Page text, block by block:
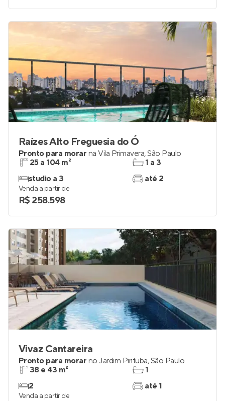
Raízes Alto Freguesia do Ó
Pronto para morar na Vila Primavera,São Paulo
25 a 104 m²
studio a 3
1 a 3
até 2
Venda a partir de
R$ 258.598
Vivaz Cantareira
Pronto para morar no Jardim Pirituba,São Paulo
38 e 43 m²
2
1
até 1
Venda a partir de